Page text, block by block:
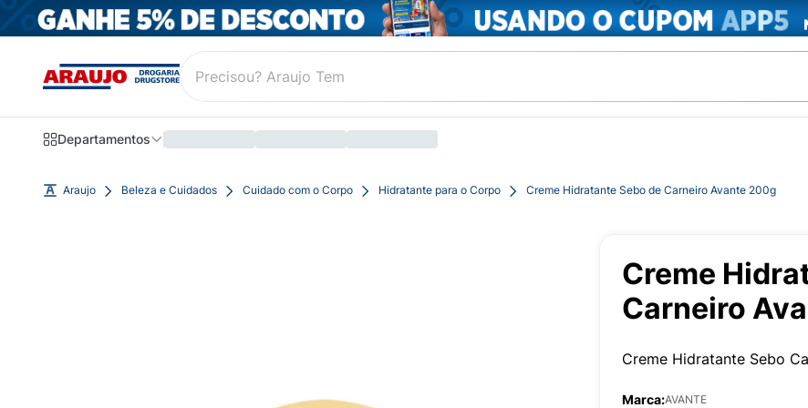
Departamentos
Araujo Beleza e Cuidados Cuidado com o Corpo Hidratante para o Corpo Creme Hidratante Sebo de Carneiro Avante 200g
Creme
Carneiro
Creme Hidratante Sebo
Marca:AVANTE